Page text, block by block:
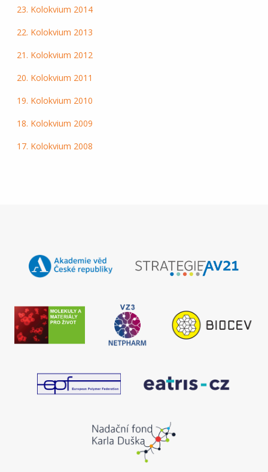
23. Kolokvium 2014
22. Kolokvium 2013
21. Kolokvium 2012
20. Kolokvium 2011
19. Kolokvium 2010
18. Kolokvium 2009
17. Kolokvium 2008